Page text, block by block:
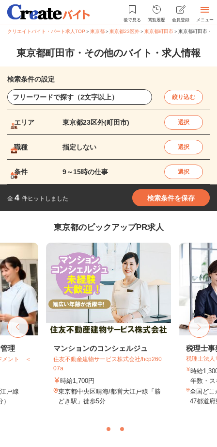
後で見る 閲覧履歴 会員登録 メニュー
クリエイトバイト・パート求人TOP ＞東京都＞東京都23区外＞東京都町田市＞東京都町田市・
東京都町田市・その他のバイト・求人情報
検索条件の設定
絞り込む
エリア 東京都23区外(町田市) 選択
職種 指定しない 選択
条件 9～15時の仕事 選択
全 4 件ヒットしました 検索条件を保存
東京都のピックアップPR求人
理
メント ＜
戸線
マンションのコンシェルジュ
住友不動産建物サービス株式会社/hcp260
07a
時給1,700円
東京都中央区晴海/都営大江戸線「勝
どき駅」徒歩5分
税理士事
税理士法人
時給
年数・
全国どこ
47都道